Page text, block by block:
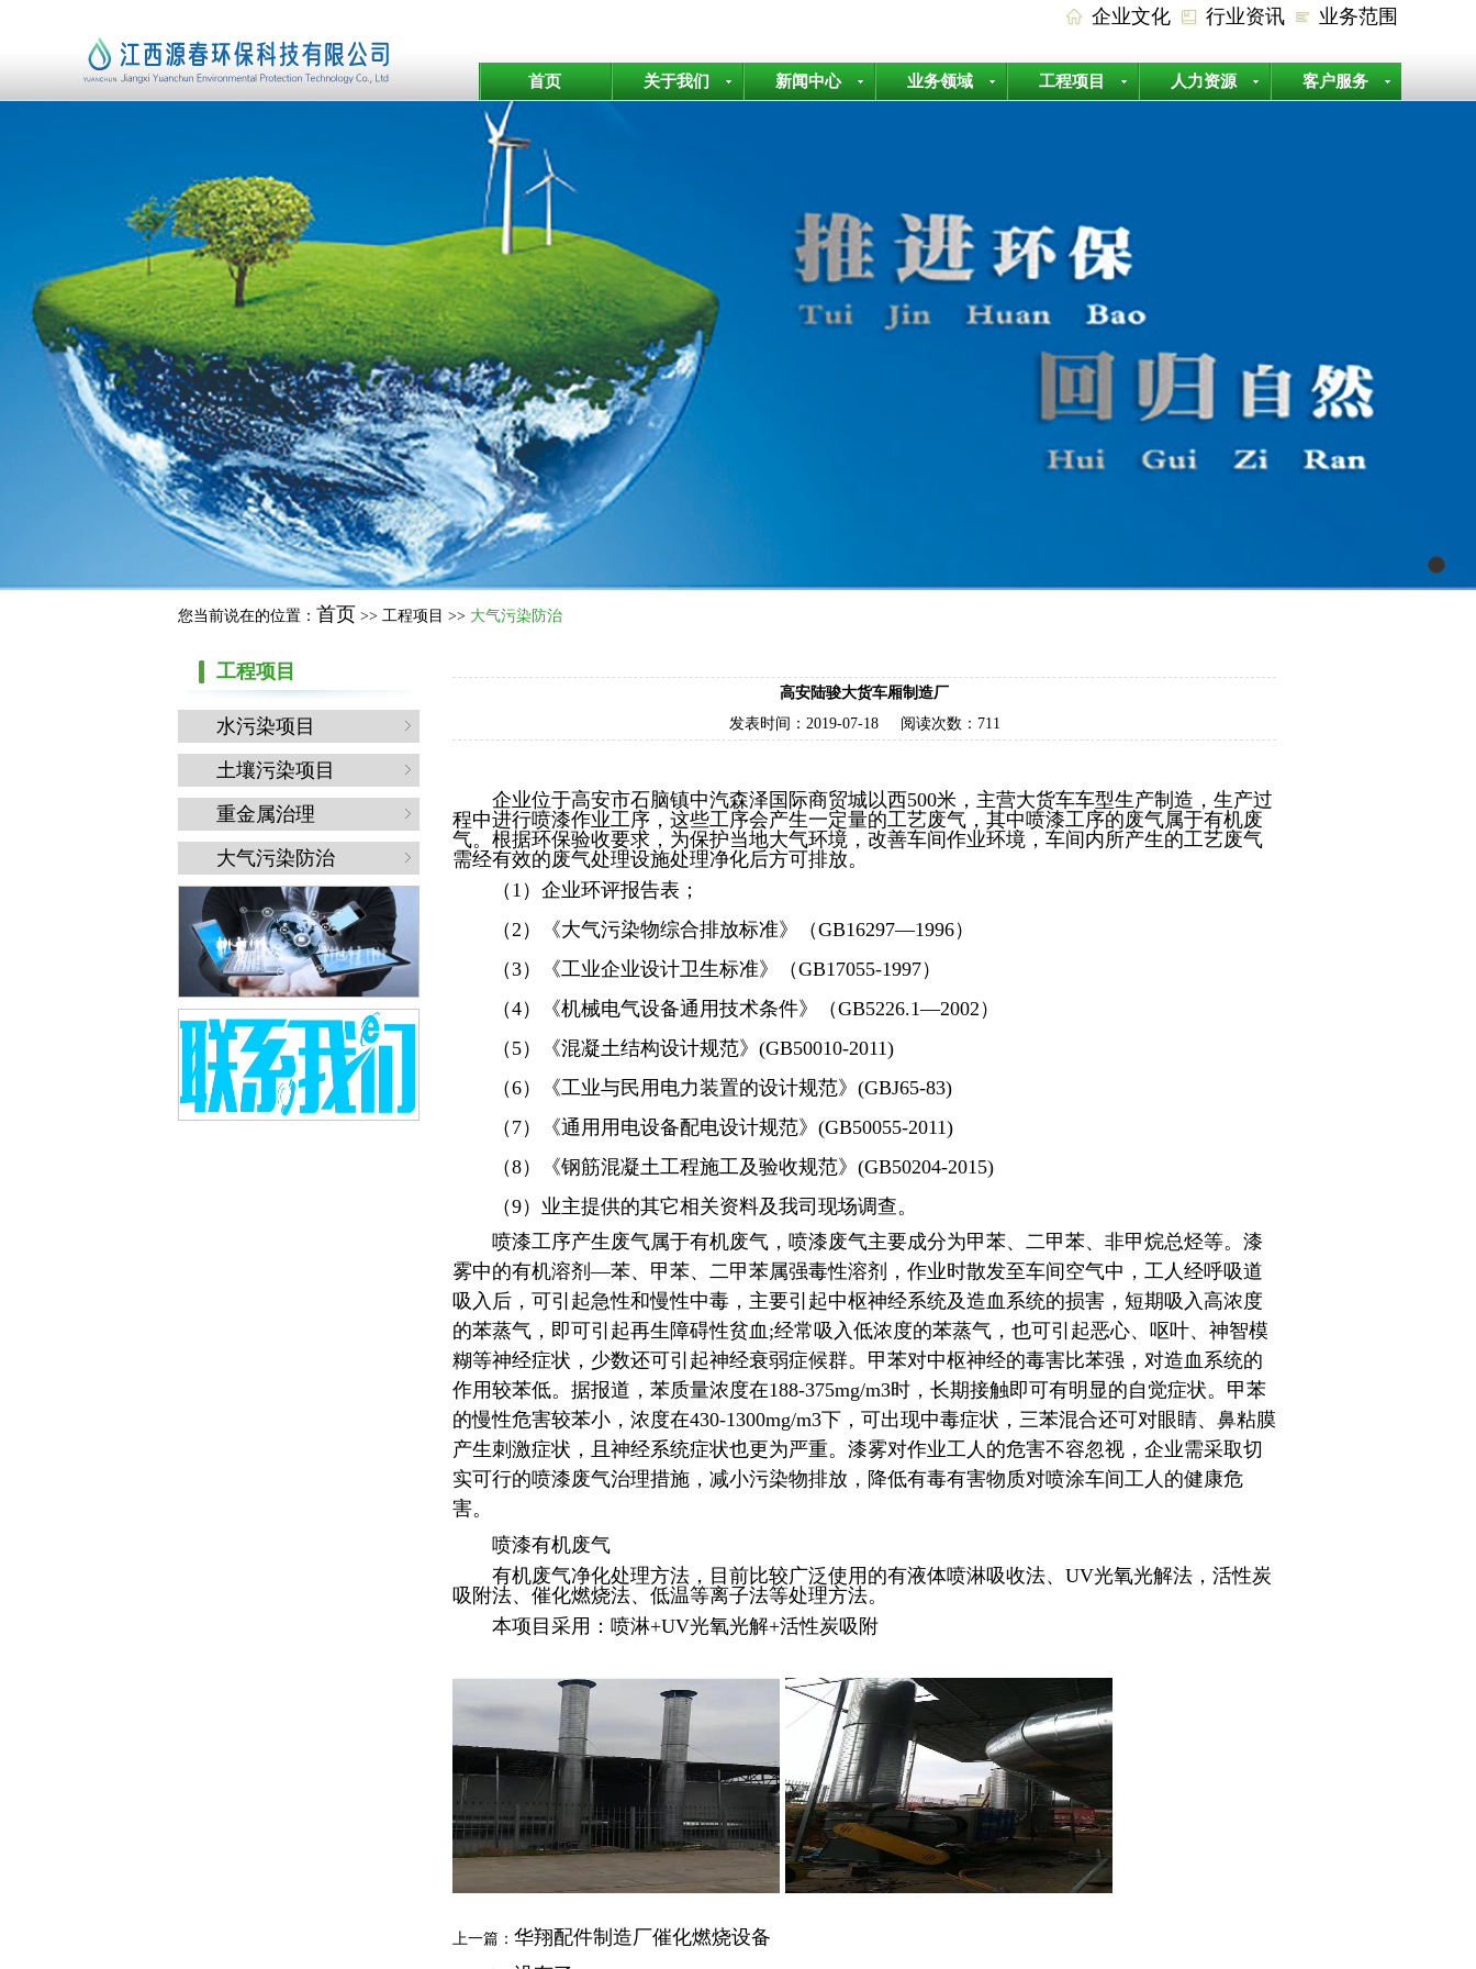
业务范围
行业资讯
企业文化
首页 关于我们 新闻中心 业务领域 工程项目 人力资源 客户服务
您当前说在的位置： 首页 >> 工程项目 >> 大气污染防治
工程项目
水污染项目
土壤污染项目
重金属治理
大气污染防治
高安陆骏大货车厢制造厂
发表时间： 2019-07-18阅读次数： 711
企业位于高安市石脑镇中汽森泽国际商贸城以西500米，主营大货车车型生产制造，生产过
程中进行喷漆作业工序，这些工序会产生一定量的工艺废气，其中喷漆工序的废气属于有机废
气。根据环保验收要求，为保护当地大气环境，改善车间作业环境，车间内所产生的工艺废气
需经有效的废气处理设施处理净化后方可排放。
（1）企业环评报告表；
（2）《大气污染物综合排放标准》（GB16297—1996）
（3）《工业企业设计卫生标准》（GB17055-1997）
（4）《机械电气设备通用技术条件》（GB5226.1—2002）
（5）《混凝土结构设计规范》(GB50010-2011)
（6）《工业与民用电力装置的设计规范》(GBJ65-83)
（7）《通用用电设备配电设计规范》(GB50055-2011)
（8）《钢筋混凝土工程施工及验收规范》(GB50204-2015)
（9）业主提供的其它相关资料及我司现场调查。
喷漆工序产生废气属于有机废气，喷漆废气主要成分为甲苯、二甲苯、非甲烷总烃等。漆
雾中的有机溶剂—苯、甲苯、二甲苯属强毒性溶剂，作业时散发至车间空气中，工人经呼吸道
吸入后，可引起急性和慢性中毒，主要引起中枢神经系统及造血系统的损害，短期吸入高浓度
的苯蒸气，即可引起再生障碍性贫血;经常吸入低浓度的苯蒸气，也可引起恶心、呕叶、神智模
糊等神经症状，少数还可引起神经衰弱症候群。甲苯对中枢神经的毒害比苯强，对造血系统的
作用较苯低。据报道，苯质量浓度在188-375mg/m3时，长期接触即可有明显的自觉症状。甲苯
的慢性危害较苯小，浓度在430-1300mg/m3下，可出现中毒症状，三苯混合还可对眼睛、鼻粘膜
产生刺激症状，且神经系统症状也更为严重。漆雾对作业工人的危害不容忽视，企业需采取切
实可行的喷漆废气治理措施，减小污染物排放，降低有毒有害物质对喷涂车间工人的健康危
害。
喷漆有机废气
有机废气净化处理方法，目前比较广泛使用的有液体喷淋吸收法、UV光氧光解法，活性炭
吸附法、催化燃烧法、低温等离子法等处理方法。
本项目采用：喷淋+UV光氧光解+活性炭吸附
上一篇： 华翔配件制造厂催化燃烧设备